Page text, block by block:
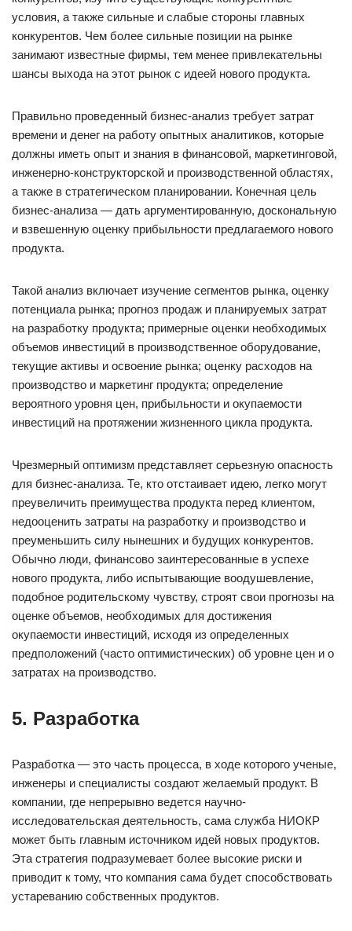
условия, а также сильные и слабые стороны главных
конкурентов. Чем более сильные позиции на рынке
занимают известные фирмы, тем менее привлекательны
шансы выхода на этот рынок с идеей нового продукта.
Правильно проведенный бизнес-анализ требует затрат
времени и денег на работу опытных аналитиков, которые
должны иметь опыт и знания в финансовой, маркетинговой,
инженерно-конструкторской и производственной областях,
а также в стратегическом планировании. Конечная цель
бизнес-анализа — дать аргументированную, доскональную
и взвешенную оценку прибыльности предлагаемого нового
продукта.
Такой анализ включает изучение сегментов рынка, оценку
потенциала рынка; прогноз продаж и планируемых затрат
на разработку продукта; примерные оценки необходимых
объемов инвестиций в производственное оборудование,
текущие активы и освоение рынка; оценку расходов на
производство и маркетинг продукта; определение
вероятного уровня цен, прибыльности и окупаемости
инвестиций на протяжении жизненного цикла продукта.
Чрезмерный оптимизм представляет серьезную опасность
для бизнес-анализа. Те, кто отстаивает идею, легко могут
преувеличить преимущества продукта перед клиентом,
недооценить затраты на разработку и производство и
преуменьшить силу нынешних и будущих конкурентов.
Обычно люди, финансово заинтересованные в успехе
нового продукта, либо испытывающие воодушевление,
подобное родительскому чувству, строят свои прогнозы на
оценке объемов, необходимых для достижения
окупаемости инвестиций, исходя из определенных
предположений (часто оптимистических) об уровне цен и о
затратах на производство.
5. Разработка
Разработка — это часть процесса, в ходе которого ученые,
инженеры и специалисты создают желаемый продукт. В
компании, где непрерывно ведется научно-
исследовательская деятельность, сама служба НИОКР
может быть главным источником идей новых продуктов.
Эта стратегия подразумевает более высокие риски и
приводит к тому, что компания сама будет способствовать
устареванию собственных продуктов.